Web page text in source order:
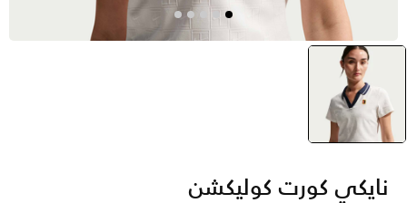
selected
أبيض
نايكي كورت كوليكشن